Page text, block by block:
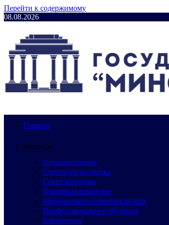
Перейти к содержимому
08.08.2026
Главная
Колледж
Администрация
Структура колледжа
Совет колледжа
Цикловые комиссии
Материально-техническая база
Профессиональное обучение
Библиотека